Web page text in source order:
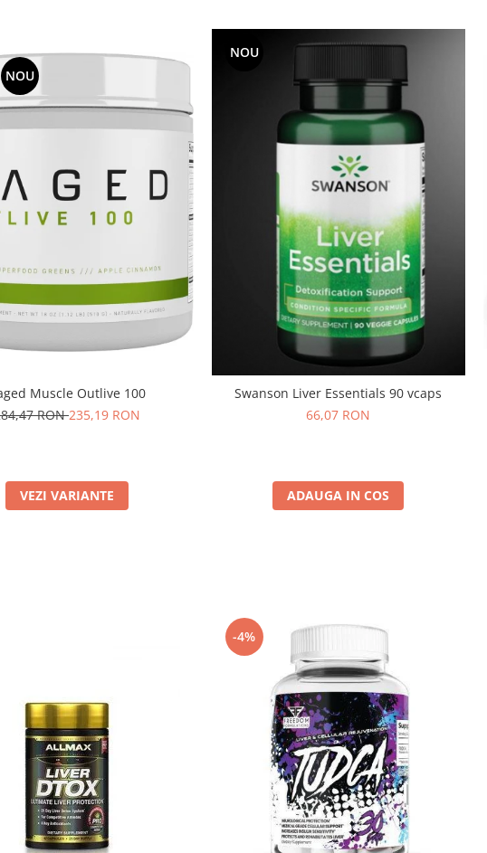
NOU
Muscle Outlive 100
RON235,19 RON
VEZI VARIANTE
NOU
Swanson Liver Essentials 90 vcaps
66,07 RON
ADAUGA IN COS
-4%